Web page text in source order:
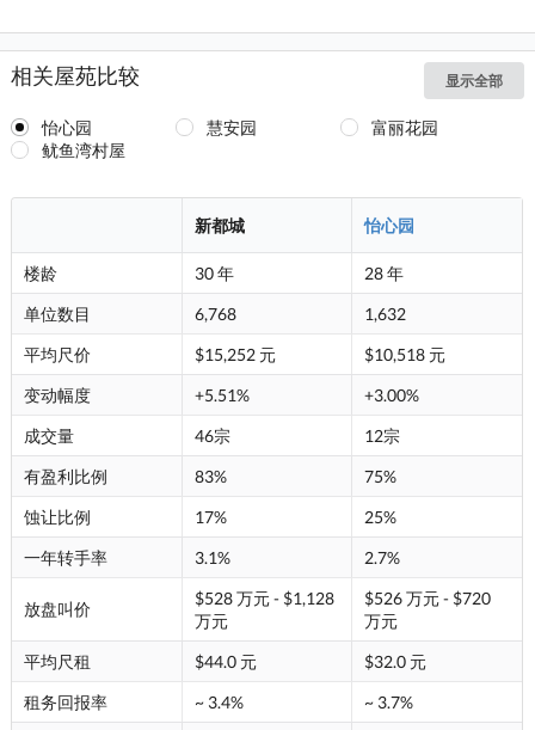
相关屋苑比较 显示全部
怡心园 慧安园
富丽花园
鱿鱼湾村屋
新都城 怡心园
楼龄 30 年
28 年
单位数目
6,768
1,632
平均尺价
$15,252 元
$10,518 元
变动幅度
+5.51%
+3.00%
成交量
46宗
12宗
有盈利比例
83%
75%
蚀让比例
17%
25%
一年转手率
3.1% 2.7%
放盘叫价
$528 万元 - $1,128
万元
$526 万元 - $720
万元
平均尺租
$44.0 元
$32.0 元
租务回报率
~ 3.4%
~ 3.7%